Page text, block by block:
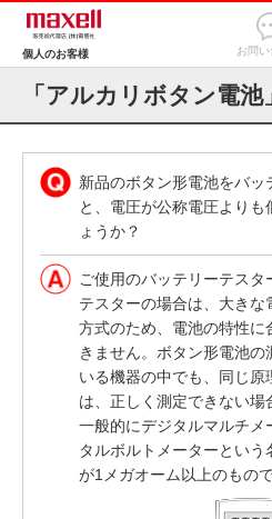
個人のお客様 お問
「アルカリボタン電
新品のボタン形電池をバッ
と、電圧が公称電圧より
ょうか？
ご使用のバッテリーテス
テスターの場合は、大きな
方式のため、電池の特性
きません。ボタン形電池
いる機器の中でも、同じ
は、正しく測定できない場
一般的にデジタルマルチメ
タルボルトメーターとい
が1メガオーム以上のもの